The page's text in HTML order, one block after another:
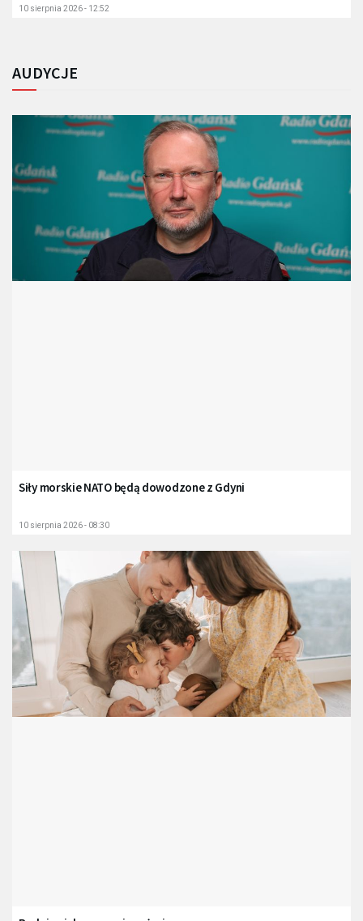
10 sierpnia 2026 - 12:52
AUDYCJE
Siły morskie NATO będą dowodzone z Gdyni
10 sierpnia 2026 - 08:30